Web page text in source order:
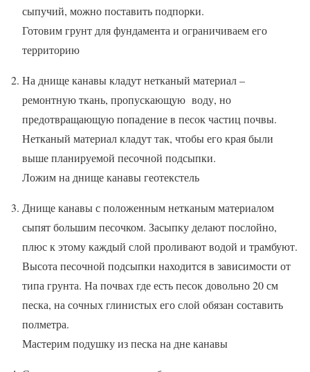
сыпучий, можно поставить подпорки.
Готовим грунт для фундамента и ограничиваем его
территорию
На днище канавы кладут нетканый материал –
ремонтную ткань, пропускающую воду, но
предотвращающую попадение в песок частиц почвы.
Нетканый материал кладут так, чтобы его края были
выше планируемой песочной подсыпки.
Ложим на днище канавы геотекстель
Днище канавы с положенным нетканым материалом
сыпят большим песочком. Засыпку делают послойно,
плюс к этому каждый слой проливают водой и трамбуют.
Высота песочной подсыпки находится в зависимости от
типа грунта. На почвах где есть песок довольно 20 см
песка, на сочных глинистых его слой обязан составить
полметра.
Мастерим подушку из песка на дне канавы